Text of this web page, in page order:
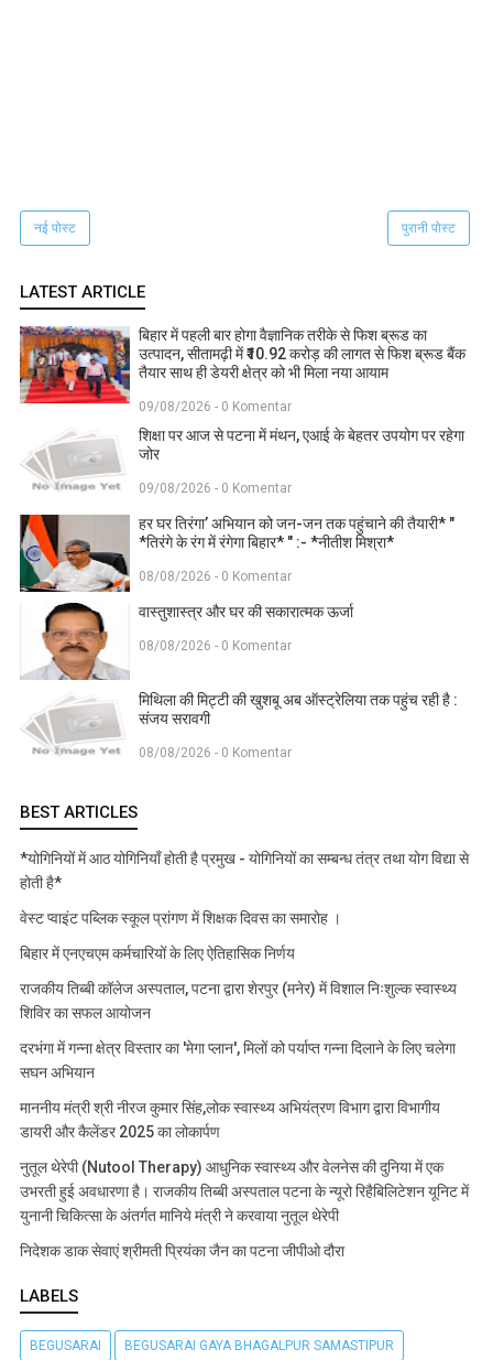
नई पोस्ट पुरानी पोस्ट
LATEST ARTICLE
बिहार में पहली बार होगा वैज्ञानिक तरीके से फिश ब्रूड का
उत्पादन, सीतामढ़ी में ₹10.92 करोड़ की लागत से फिश ब्रूड बैंक
तैयार साथ ही डेयरी क्षेत्र को भी मिला नया आयाम
09/08/2026 - 0 Komentar
शिक्षा पर आज से पटना में मंथन, एआई के बेहतर उपयोग पर रहेगा
जोर
09/08/2026 - 0 Komentar
हर घर तिरंगा’ अभियान को जन-जन तक पहुंचाने की तैयारी* "
*तिरंगे के रंग में रंगेगा बिहार* " :- *नीतीश मिश्रा*
08/08/2026 - 0 Komentar
वास्तुशास्त्र और घर की सकारात्मक ऊर्जा
08/08/2026 - 0 Komentar
मिथिला की मिट्टी की खुशबू अब ऑस्ट्रेलिया तक पहुंच रही है :
संजय सरावगी
08/08/2026 - 0 Komentar
BEST ARTICLES
*योगिनियों में आठ योगिनियाँ होती है प्रमुख - योगिनियों का सम्बन्ध तंत्र तथा योग विद्या से
होती है*
वेस्ट प्वाइंट पब्लिक स्कूल प्रांगण में शिक्षक दिवस का समारोह ।
बिहार में एनएचएम कर्मचारियों के लिए ऐतिहासिक निर्णय
राजकीय तिब्बी कॉलेज अस्पताल, पटना द्वारा शेरपुर (मनेर) में विशाल निःशुल्क स्वास्थ्य
शिविर का सफल आयोजन
दरभंगा में गन्ना क्षेत्र विस्तार का 'मेगा प्लान', मिलों को पर्याप्त गन्ना दिलाने के लिए चलेगा
सघन अभियान
माननीय मंत्री श्री नीरज कुमार सिंह,लोक स्वास्थ्य अभियंत्रण विभाग द्वारा विभागीय
डायरी और कैलेंडर 2025 का लोकार्पण
नुतूल थेरेपी (Nutool Therapy) आधुनिक स्वास्थ्य और वेलनेस की दुनिया में एक
उभरती हुई अवधारणा है। राजकीय तिब्बी अस्पताल पटना के न्यूरो रिहैबिलिटेशन यूनिट में
युनानी चिकित्सा के अंतर्गत मानिये मंत्री ने करवाया नुतूल थेरेपी
निदेशक डाक सेवाएं श्रीमती प्रियंका जैन का पटना जीपीओ दौरा
LABELS
BEGUSARAI BEGUSARAI GAYA BHAGALPUR SAMASTIPUR